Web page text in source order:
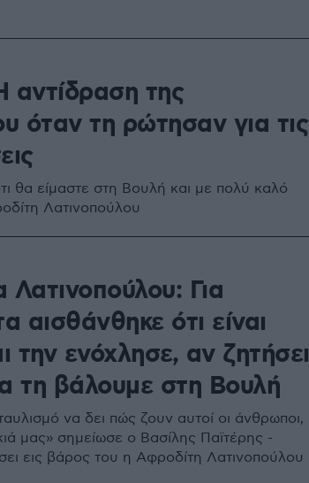
αντίδραση της
όταν τη ρώτησαν για τις
θα είμαστε στη Βουλή και με πολύ καλό
Λατινοπούλου
Λατινοπούλου: Για
αισθάνθηκε ότι είναι
την ενόχλησε, αν ζητήσει
τη βάλουμε στη Βουλή
να δει πώς ζουν αυτοί οι άνθρωποι,
μας» σημείωσε ο Βασίλης Παϊτέρης -
εις βάρος του η Αφροδίτη Λατινοπούλου